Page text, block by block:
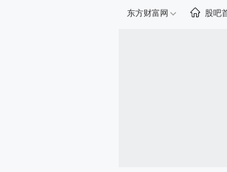
东方财富网 股吧